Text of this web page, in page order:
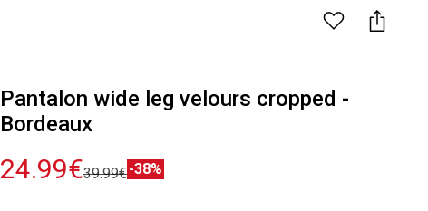
Pantalon wide leg velours cropped -
Bordeaux
24.99€39.99€-38%